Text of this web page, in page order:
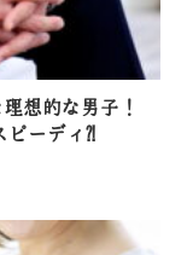
想的な男子！
ピーディ⁈